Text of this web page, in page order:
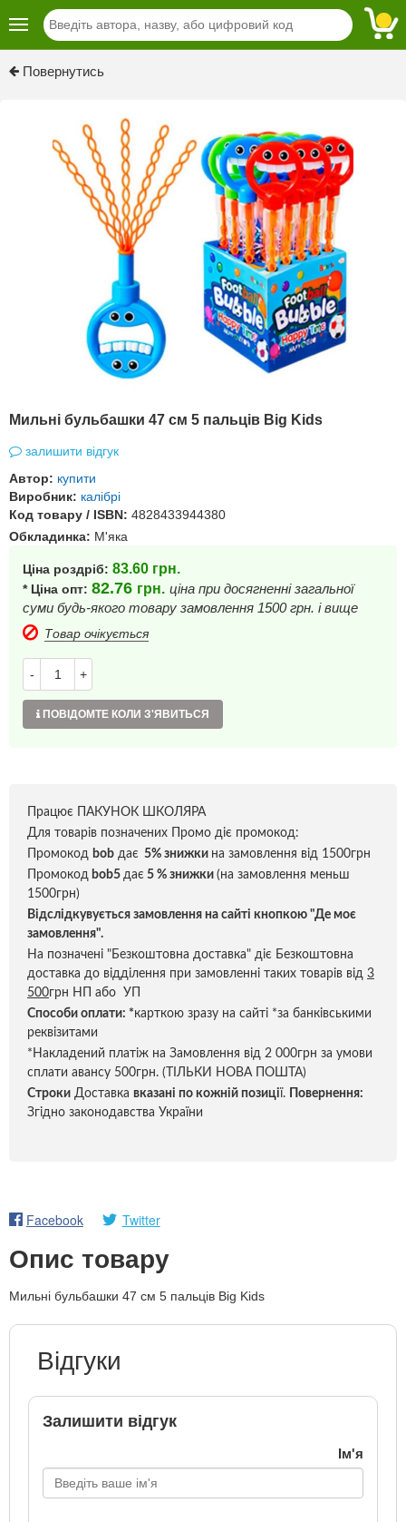
Повернутись
Мильні бульбашки 47 см 5 пальців Big Kids
залишити відгук
Автор: купити
Виробник: калібрі
Код товару / ISBN: 4828433944380
Обкладинка: М'яка
Ціна роздріб: 83.60 грн.
* Ціна опт: 82.76 грн. ціна при досягненні загальної
суми будь-якого товару замовлення 1500 грн. і вище
Товар очікується
- +
ПОВІДОМТЕ КОЛИ З'ЯВИТЬСЯ
Працює ПАКУНОК ШКОЛЯРА
Для товарів позначених Промо діє промокод:
Промокод bob дає 5% знижки на замовлення від 1500грн
Промокод bob5 дає 5 % знижки (на замовлення меньш
1500грн)
Відслідкувується замовлення на сайті кнопкою "Де моє
замовлення".
На позначені "Безкоштовна доставка" діє Безкоштовна
доставка до відділення при замовленні таких товарів від 3
500грн НП або УП
Способи оплати: *карткою зразу на сайті *за банківськими
реквізитами
*Накладений платіж на Замовлення від 2 000грн за умови
сплати авансу 500грн. (ТІЛЬКИ НОВА ПОШТА)
Строки Доставка вказані по кожній позиції.
Повернення:
Згідно законодавства України
Facebook Twitter
Опис товару
Мильні бульбашки 47 см 5 пальців Big Kids
Відгуки
Залишити відгук
Ім'я